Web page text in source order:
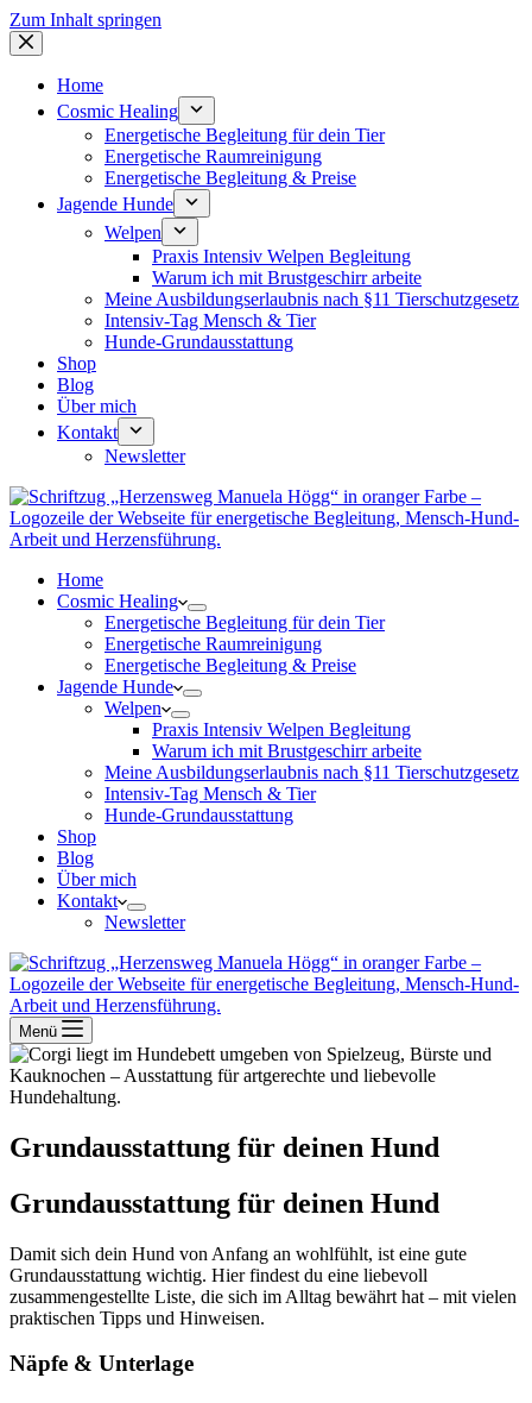
Zum Inhalt springen
Home
Cosmic Healing
Energetische Begleitung für dein Tier
Energetische Raumreinigung
Energetische Begleitung & Preise
Jagende Hunde
Welpen
Praxis Intensiv Welpen Begleitung
Warum ich mit Brustgeschirr arbeite
Meine Ausbildungserlaubnis nach §11 Tierschutzgesetz
Intensiv-Tag Mensch & Tier
Hunde-Grundausstattung
Shop
Blog
Über mich
Kontakt
Newsletter
Home
Cosmic Healing
Energetische Begleitung für dein Tier
Energetische Raumreinigung
Energetische Begleitung & Preise
Jagende Hunde
Welpen
Praxis Intensiv Welpen Begleitung
Warum ich mit Brustgeschirr arbeite
Meine Ausbildungserlaubnis nach §11 Tierschutzgesetz
Intensiv-Tag Mensch & Tier
Hunde-Grundausstattung
Shop
Blog
Über mich
Kontakt
Newsletter
Menü
Grundausstattung für deinen Hund
Grundausstattung für deinen Hund
Damit sich dein Hund von Anfang an wohlfühlt, ist eine gute
Grundausstattung wichtig. Hier findest du eine liebevoll
zusammengestellte Liste, die sich im Alltag bewährt hat – mit vielen
praktischen Tipps und Hinweisen.
Näpfe & Unterlage